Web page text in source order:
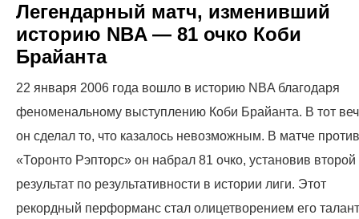
Легендарный матч, изменивший
историю NBA — 81 очко Коби
Брайанта
22 января 2006 года вошло в историю NBA благодаря
феноменальному выступлению Коби Брайанта. В тот
он сделал то, что казалось невозможным. В матче против
«Торонто Рэпторс» он набрал 81 очко, установив второй
результат по результативности в истории лиги. Этот
рекордный перформанс стал олицетворением его